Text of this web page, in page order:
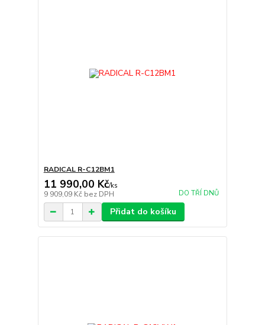
RADICAL R-C12BM1
11 990,00 Kč/ks
9 909,09 Kč bez DPH DO TŘÍ DNŮ
Přidat do košíku